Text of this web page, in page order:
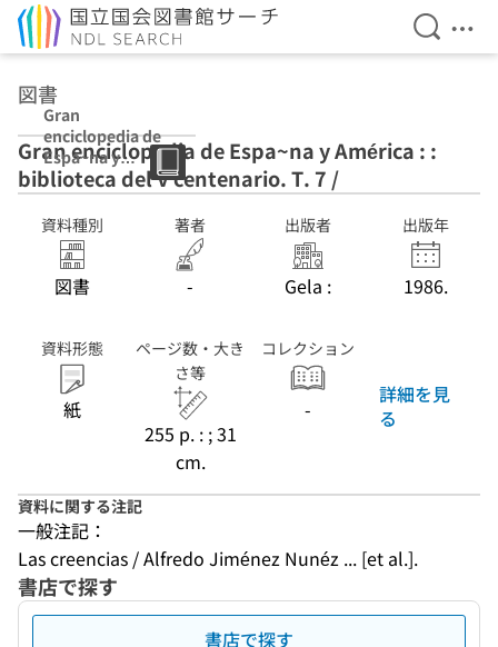
検索を
メ
図書
Gran
enciclopedia de
Espa~na y
América : :
biblioteca del V
centenario. T. 7
Gran enciclopedia de Espa~na y América : :
biblioteca del V centenario. T. 7 /
資料種別
図書
著者
-
出版者
Gela :
出版年
1986.
資料形態
紙
ページ数・大き
さ等
255 p. : ; 31
cm.
コレクション
-
詳細を見
る
資料に関する注記
一般注記：
Las creencias / Alfredo Jiménez Nunéz ... [et al.].
書店で探す
書店で探す